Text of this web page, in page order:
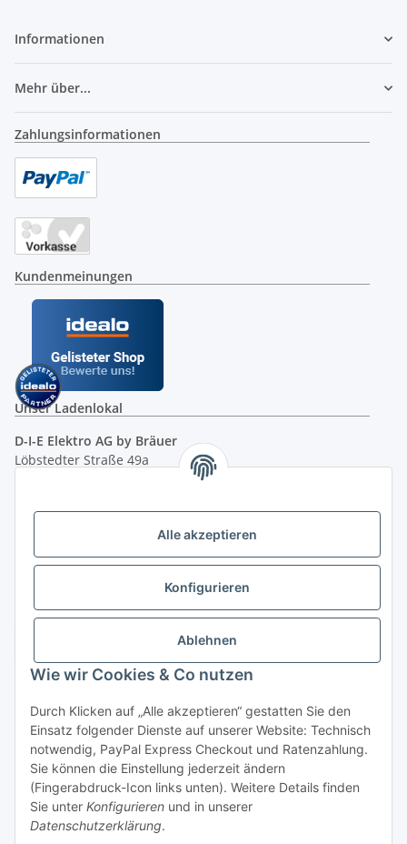
Alle akzeptieren
Konfigurieren
Ablehnen
Wie wir Cookies & Co nutzen
Durch Klicken auf „Alle akzeptieren“ gestatten Sie den
Einsatz folgender Dienste auf unserer Website: Technisch
notwendig, PayPal Express Checkout und Ratenzahlung.
Sie können die Einstellung jederzeit ändern
(Fingerabdruck-Icon links unten). Weitere Details finden
Sie unter Konfigurieren und in unserer
Datenschutzerklärung.
Informationen
Mehr über...
Zahlungsinformationen
Kundenmeinungen
Unser Ladenlokal
D-I-E Elektro AG by Bräuer
Löbstedter Straße 49a
( siehe Google-Maps )
Öffnungszeiten:
10.00 - 18.00 Uhr
Ladenpreis versus Internetpreis
Vertrag widerrufen
Miele Beratungs-Hotline
: Tel. 036691 - 900067 | Mo - Do:
05.00 - 21.30 Uhr | Freitag: 05.00 - 18.00 Uhr | Samstag: 09.00
- 12.00 Uhr (0,49€ je angef. Minute) oder per E-Mail über
unserKontaktformular
* Alle Preise inkl. gesetzlicher USt., zzgl.Versand | - ACHTUNG: Bei
Einbaugeräten gilt: Die im Produktbild abgebildete Möbelfront ist nicht im
Lieferumfang enthalten.